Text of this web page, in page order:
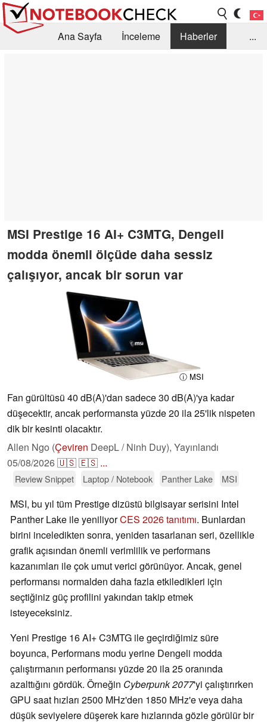
Ana Sayfa İnceleme
Haberler
...
MSI Prestige 16 AI+ C3MTG, Dengeli
modda önemli ölçüde daha sessiz
çalışıyor, ancak bir sorun var
ⓘ MSI
Fan gürültüsü 40 dB(A)'dan sadece 30 dB(A)'ya kadar
düşecektir, ancak performansta yüzde 20 ila 25'lik nispeten
dik bir kesinti olacaktır.
Allen Ngo (Çeviren DeepL / Ninh Duy), Yayınlandı
05/08/2026🇺🇸🇪🇸 ...
Review Snippet Laptop / Notebook Panther Lake MSI
MSI, bu yıl tüm Prestige dizüstü bilgisayar serisini Intel
Panther Lake ile yeniliyorCES 2026 tanıtımı. Bunlardan
birini inceledikten sonra, yeniden tasarlanan seri, özellikle
grafik açısından önemli verimlilik ve performans
kazanımları ile çok umut verici görünüyor. Ancak, genel
performansı normalden daha fazla etkiledikleri için
seçtiğiniz güç profilini yakından takip etmek
isteyeceksiniz.
Yeni Prestige 16 AI+ C3MTG ile geçirdiğimiz süre
boyunca, Performans modu yerine Dengeli modda
çalıştırmanın performansı yüzde 20 ila 25 oranında
azalttığını gördük. Örneğin Cyberpunk 2077'yi çalıştırırken
GPU saat hızları 2500 MHz'den 1850 MHz'e veya daha
düşük seviyelere düşerek kare hızlarında gözle görülür bir